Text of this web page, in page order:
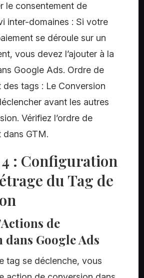
le consentement de
inter-domaines : Si votre
se déroule sur un
vous devez l’ajouter à la
Google Ads. Ordre de
des tags : Le Conversion
avant les autres
Vérifiez l’ordre de
dans GTM.
: Configuration
du Tag de
de
Google Ads
tag se déclenche, vous